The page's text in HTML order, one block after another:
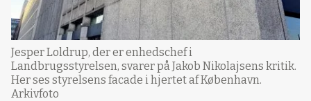
Jesper Loldrup, der er enhedschef i
Landbrugsstyrelsen, svarer på Jakob Nikolajsens kritik.
Her ses styrelsens facade i hjertet af København.
Arkivfoto